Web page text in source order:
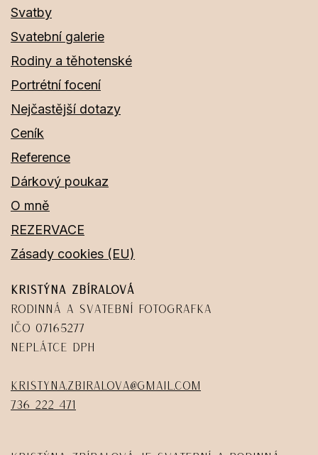
Svatby
Svatební galerie
Rodiny a těhotenské
Portrétní focení
Nejčastější dotazy
Ceník
Reference
Dárkový poukaz
O mně
REZERVACE
Zásady cookies (EU)
Kristýna Zbíralová
Rodinná a svatební fotografka
IČO 07165277
Neplátce DPH
kristyna.zbiralova@gmail.com
736 222 471